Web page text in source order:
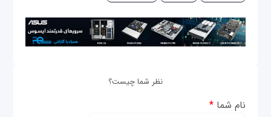
نظر شما چیست؟
نام شما*